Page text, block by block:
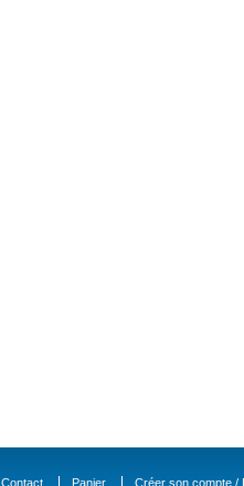
Contact Panier Créer son compte /